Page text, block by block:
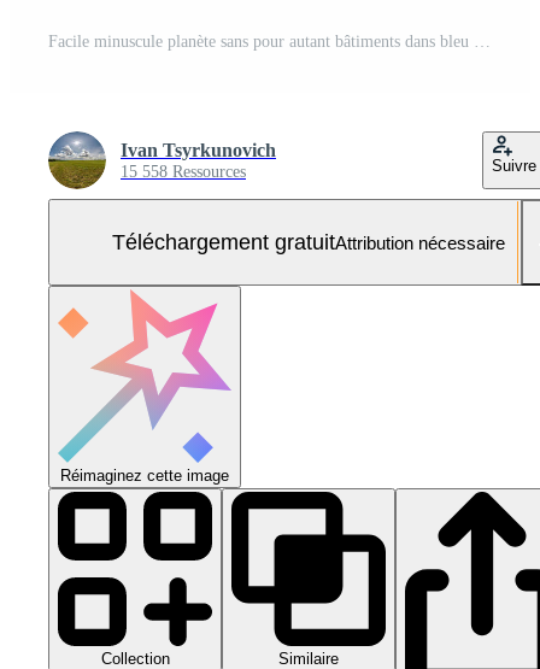
Facile minuscule planète sans pour autant bâtiments dans bleu ciel avec magnifique des nuages. transformation de sphérique panorama 360 degrés. sphérique abstrait aérien voir. courbure de espace. Photo Gratuite
Ivan Tsyrkunovich
15 558 Ressources Suivre
Téléchargement gratuitAttribution nécessaire
Réimaginez cette image
Collection Similaire